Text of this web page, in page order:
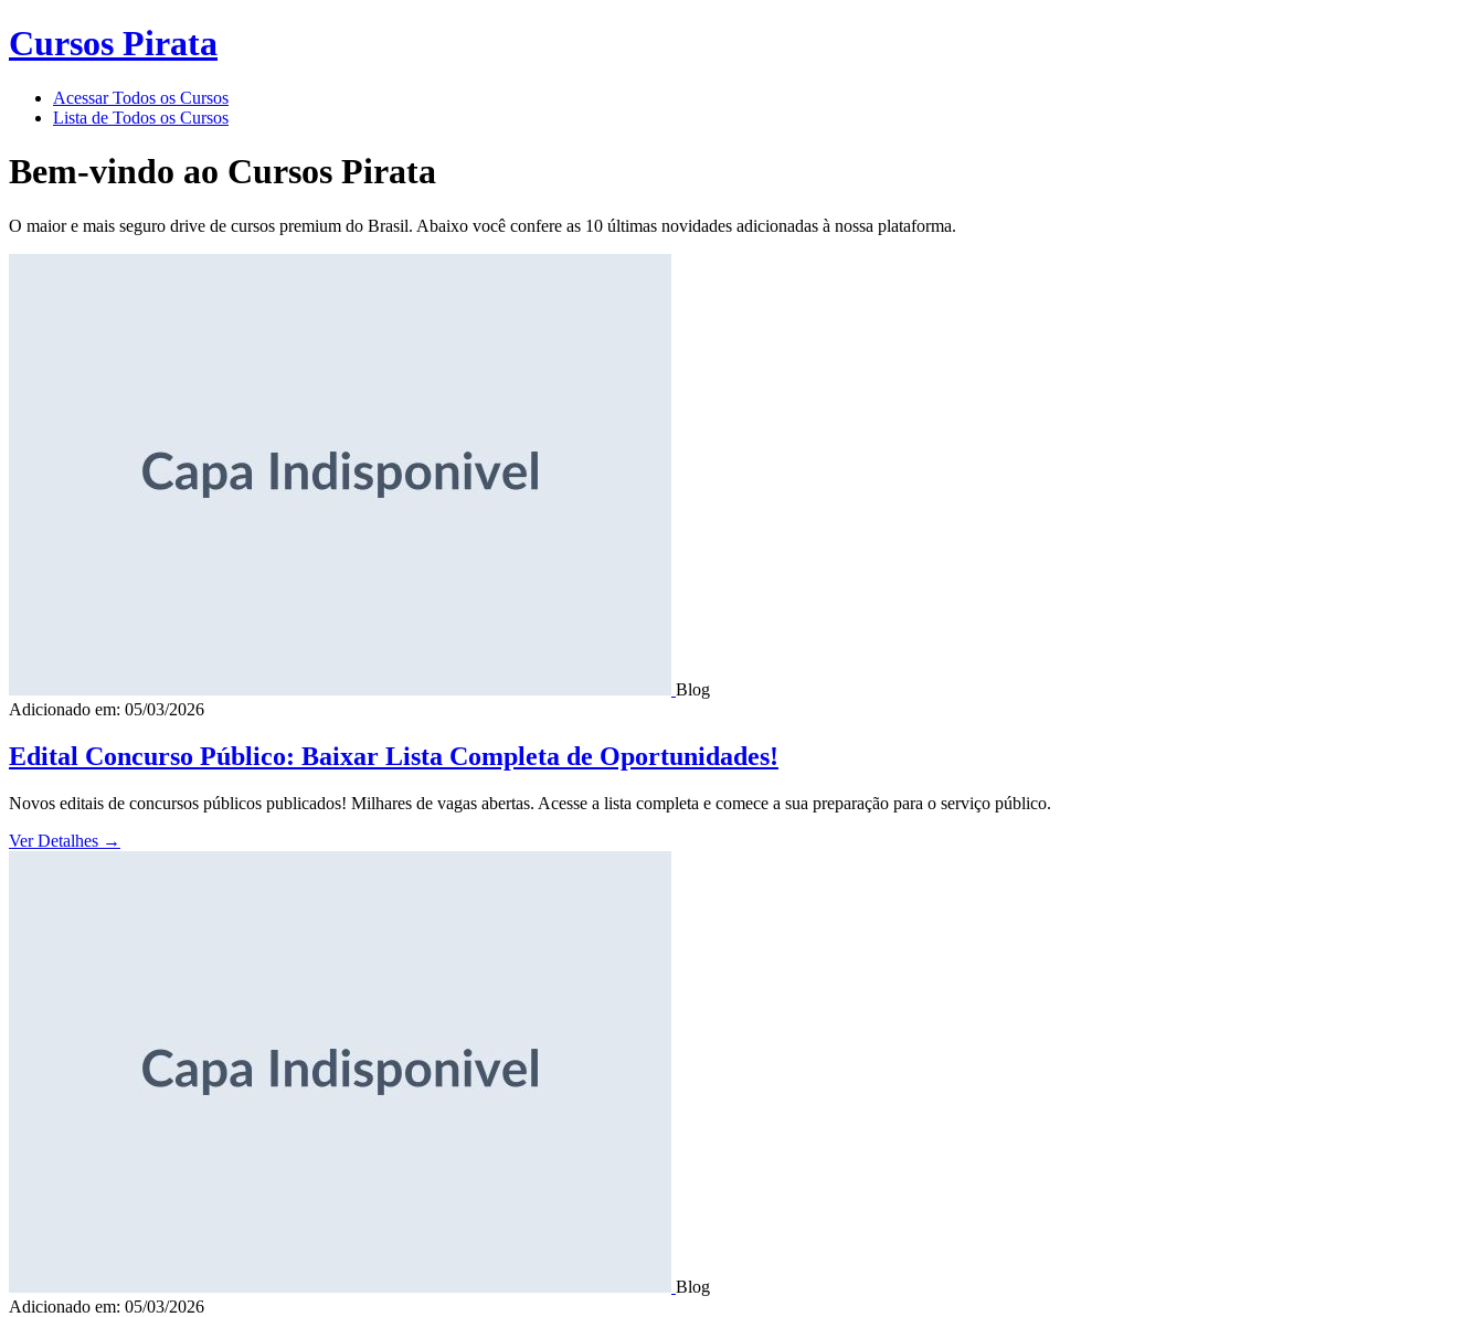
Cursos Pirata
Acessar Todos os Cursos
Lista de Todos os Cursos
Bem-vindo ao Cursos Pirata
O maior e mais seguro drive de cursos premium do Brasil. Abaixo você confere as 10 últimas novidades adicionadas à nossa plataforma.
Blog
Adicionado em: 05/03/2026
Edital Concurso Público: Baixar Lista Completa de Oportunidades!
Novos editais de concursos públicos publicados! Milhares de vagas abertas. Acesse a lista completa e comece a sua preparação para o serviço público.
Ver Detalhes →
Blog
Adicionado em: 05/03/2026